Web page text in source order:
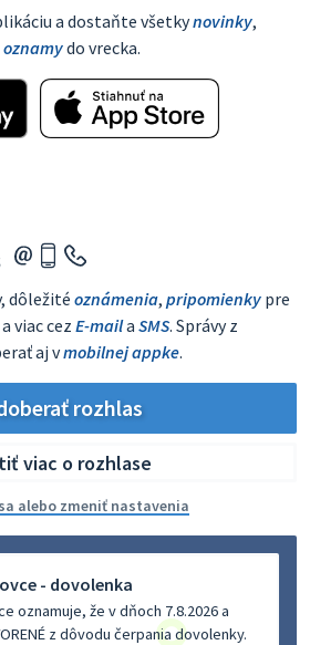
a dostaňte všetkynovinky,
oznamydo vrecka.
dôležité oznámenia, pripomienky pre
viac cez E-maila SMS. Správy z
aj vmobilnej appke.
rozhlas
viac o rozhlase
alebo zmeniť nastavenia
- dovolenka
oznamuje, že v dňoch 7.8.2026 a
z dôvodu čerpania dovolenky.